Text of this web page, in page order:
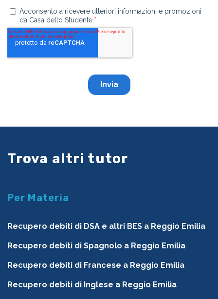
Trova altri tutor
Per Materia
Recupero debiti di DSA e altri BES a Reggio Emilia
Recupero debiti di Spagnolo a Reggio Emilia
Recupero debiti di Francese a Reggio Emilia
Recupero debiti di Inglese a Reggio Emilia